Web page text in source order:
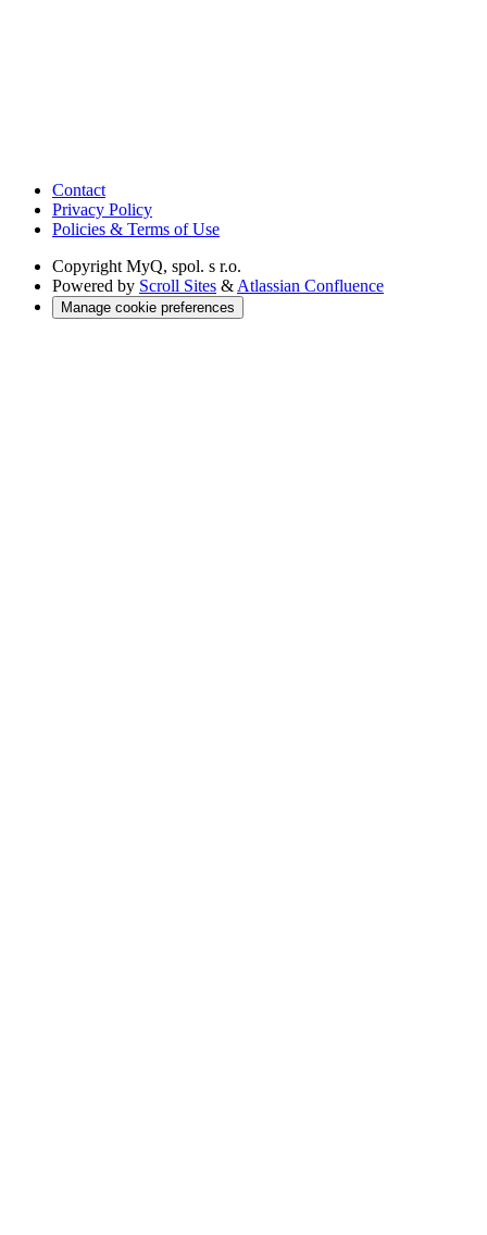
Contact
Privacy Policy
Policies & Terms of Use
Copyright MyQ, spol. s r.o.
Powered by Scroll Sites &Atlassian Confluence
Manage cookie preferences